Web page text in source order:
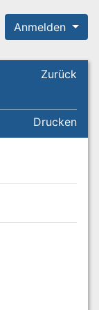
Anmelden
Zurück
Drucken